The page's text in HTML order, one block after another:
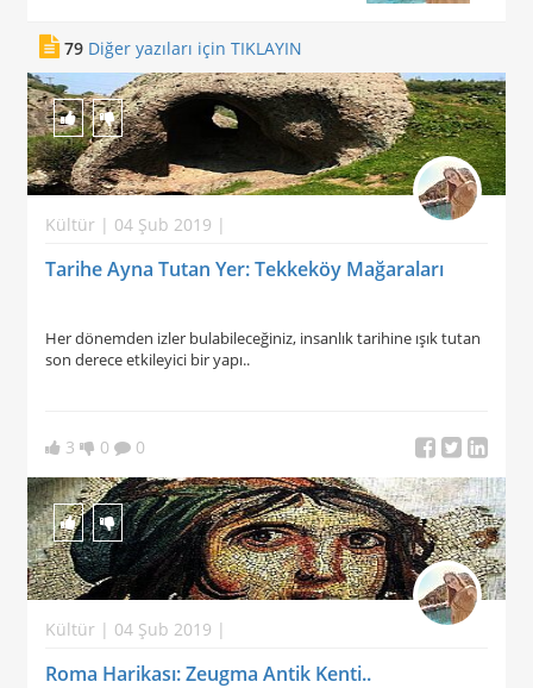
79 Diğer yazıları için TIKLAYIN
Kültür | 04 Şub 2019 |
Tarihe Ayna Tutan Yer: Tekkeköy Mağaraları
Her dönemden izler bulabileceğiniz, insanlık tarihine ışık tutan
son derece etkileyici bir yapı..
3 0 0
Kültür | 04 Şub 2019 |
Roma Harikası: Zeugma Antik Kenti..